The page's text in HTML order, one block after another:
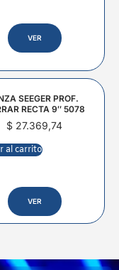
VER
SEEGER PROF.
RECTA 9″ 5078
$ 27.369,74
al carrito
VER